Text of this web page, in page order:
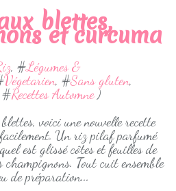
blettes,
et curcuma
, #Légumes &
Végetarien, #Sans gluten,
#Recettes Automne)
voici une nouvelle recette
Un riz pilaf parfumé
est glissé côtes et feuilles de
champignons. Tout cuit ensemble
de préparation...